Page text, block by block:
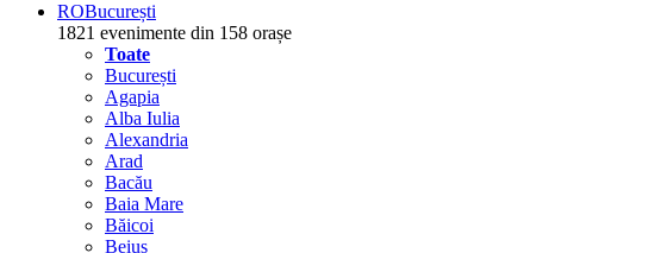
ROBucurești
1821 evenimente din 158 orașe
Toate
București
Agapia
Alba Iulia
Alexandria
Arad
Bacău
Baia Mare
Băicoi
Beiuș